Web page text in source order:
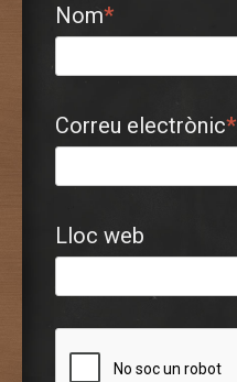
Nom*
Correu electrònic*
Lloc web